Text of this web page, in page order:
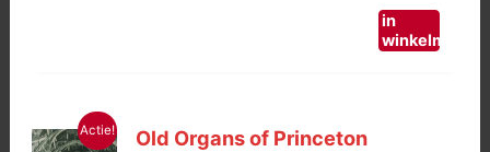
in
winkelmand
Actie! Old Organs of Princeton